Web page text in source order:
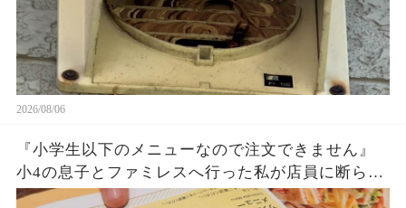
2026/08/06
『小学生以下のメニューなので注文できません』
小4の息子とファミレスへ行った私が店員に断られ
た…『この子、小学生ですけど？』と伝えても拒